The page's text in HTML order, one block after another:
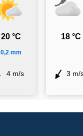
20 °C
0,2 mm
4 m/s
18 °C
3 m/